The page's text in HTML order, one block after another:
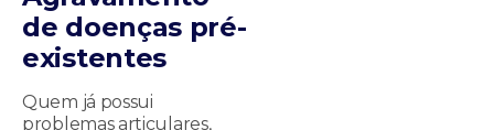
de doenças pré-
existentes
Quem já possui
problemas articulares,